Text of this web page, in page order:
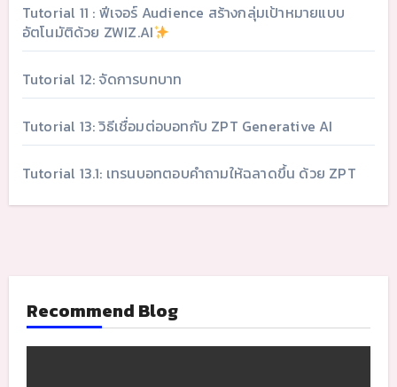
Tutorial 11 : ฟีเจอร์ Audience สร้างกลุ่มเป้าหมายแบบ
อัตโนมัติด้วย ZWIZ.AI
Tutorial 12: จัดการบทบาท
Tutorial 13: วิธีเชื่อมต่อบอทกับ ZPT Generative AI
Tutorial 13.1: เทรนบอทตอบคำถามให้ฉลาดขึ้น ด้วย ZPT
Recommend Blog